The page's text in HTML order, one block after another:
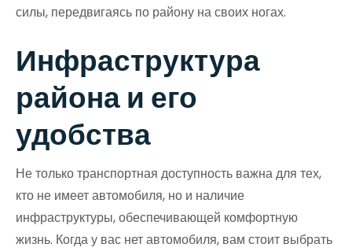
силы, передвигаясь по району на своих ногах.
Инфраструктура
района и его
удобства
Не только транспортная доступность важна для тех,
кто не имеет автомобиля, но и наличие
инфраструктуры, обеспечивающей комфортную
жизнь. Когда у вас нет автомобиля, вам стоит выбрать